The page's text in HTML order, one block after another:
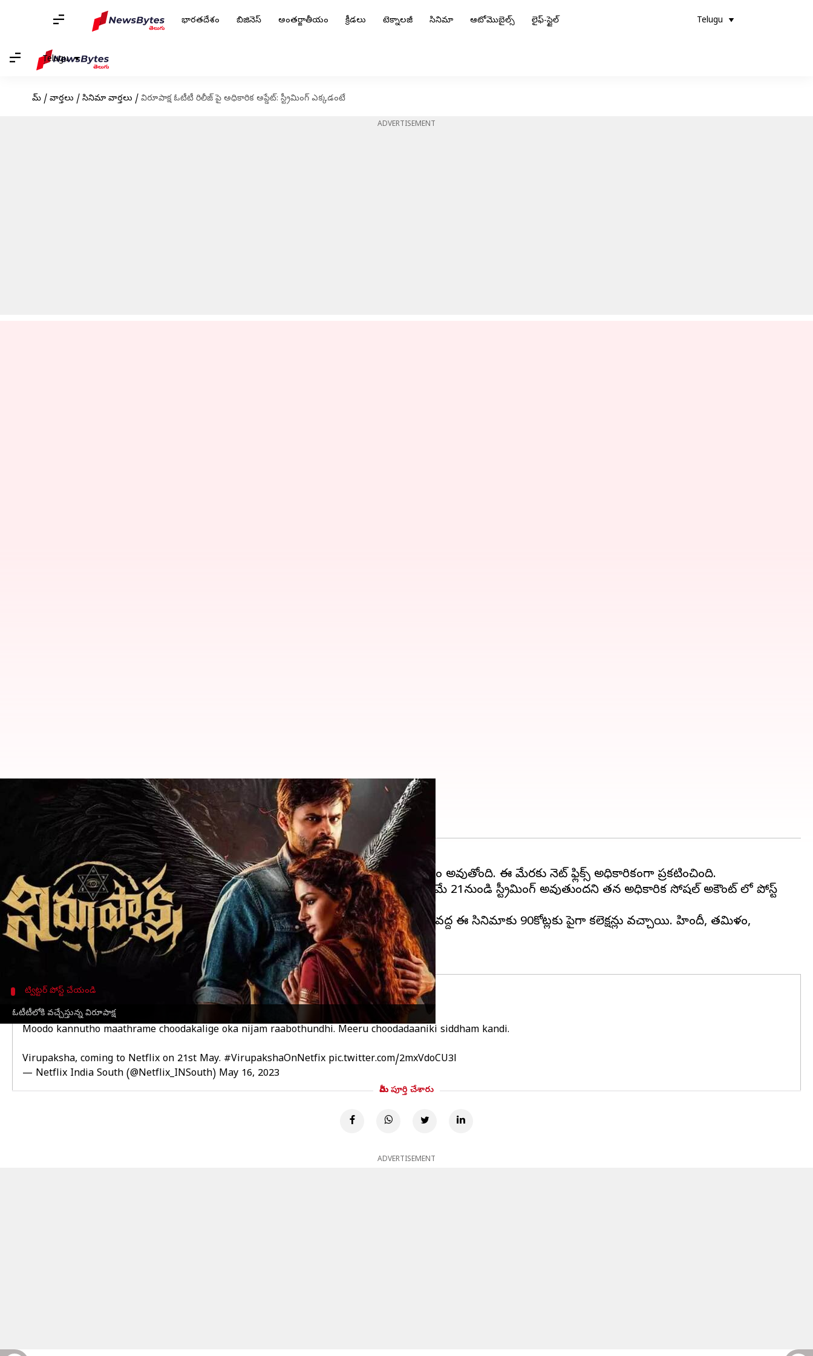
భారతదేశం బిజినెస్ అంతర్జాతీయం క్రీడలు టెక్నాలజీ సినిమా ఆటోమొబైల్స్ లైఫ్-స్టైల్ Telugu
Telugu
హోమ్ / వార్తలు / సినిమా వార్తలు / విరూపాక్ష ఓటీటీ రిలీజ్ పై అధికారిక అప్డేట్: స్ట్రీమింగ్ ఎక్కడంటే
ADVERTISEMENT
ఓటీటీలోకి వచ్చేస్తున్న విరూపాక్ష
విరూపాక్ష ఓటీటీ రిలీజ్ పై అధికారిక అప్డేట్: స్ట్రీమింగ్ ఎక్కడంటే
Sriram Pranateja May 16, 2023 02:39 pm
ఈ వార్తాకథనం ఏంటి
సాయి ధరమ్ తేజ్, సంయుక్తా మీనన్ జంటగా నటించిన చిత్రంవిరూపాక్ష
, ఓటీటీ విడుదలకు సిద్ధం అవుతోంది. ఈ మేరకు నెట్ ఫ్లిక్స్ అధికారికంగా ప్రకటించింది.
మూడవ కన్నుతో మాత్రమే చూడగలిగే నిజం రాబోతుందని, చూడటానికి సిద్ధంగా ఉండాలని, మే 21నుండి స్ట్రీమింగ్ అవుతుందని తన అధికారిక సోషల్ అకౌంట్ లో పోస్ట్
పెట్టింది నెట్ ఫ్లిక్స్.
ఏప్రిల్ 21వ తేదీన రిలీజైన విరూపాక్ష, సరిగ్గా నెలరోజులకు ఓటీటీలోకి వచ్చేస్తోంది. బాక్సాఫీసు వద్ద ఈ సినిమాకు 90కోట్లకు పైగా కలెక్షన్లు వచ్చాయి. హిందీ, తమిళం,
మళయాలం భాషల్లో కూడా రిలీజైంది ఈ సినిమా.
ట్విట్టర్ పోస్ట్ చేయండి
ఓటీటీలోకి వచ్చేస్తున్న విరూపాక్ష
Moodo kannutho maathrame choodakalige oka nijam raabothundhi. Meeru choodadaaniki siddham kandi.
Virupaksha, coming to Netflix on 21st May. #VirupakshaOnNetfix pic.twitter.com/2mxVdoCU3l
— Netflix India South (@Netflix_INSouth) May 16, 2023
మీరు పూర్తి చేశారు
ADVERTISEMENT